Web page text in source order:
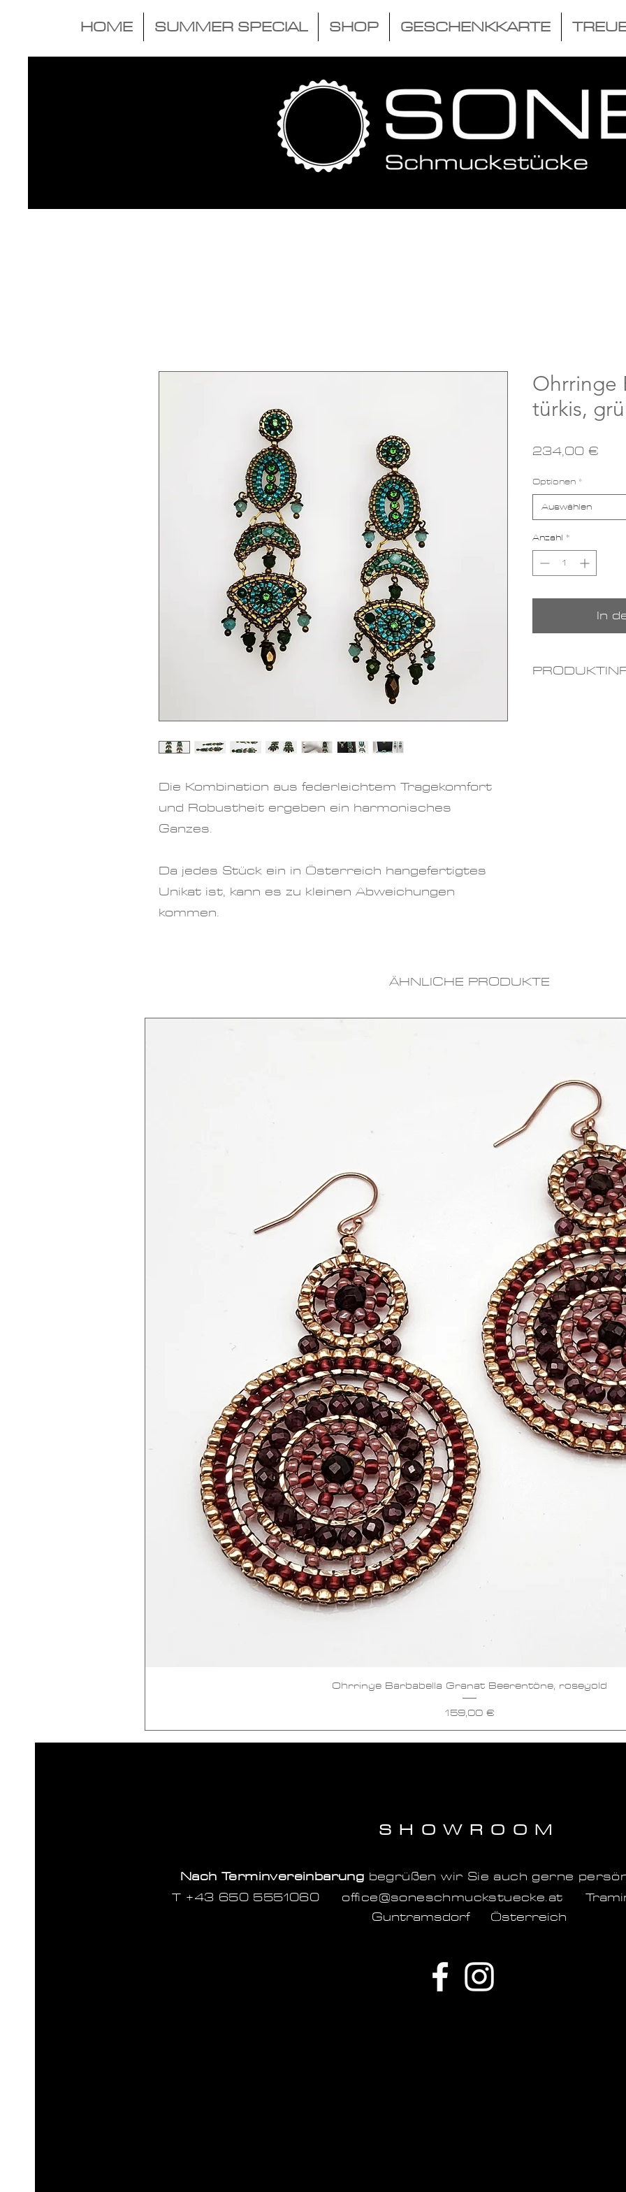
HOME SUMMER SPECIAL SHOP GESCHENKKARTE
Die Kombination aus federleichtem Tragekomfort
und Robustheit ergeben ein harmonisches
Ganzes.
Da jedes Stück ein in Österreich hangefertigtes
Unikat ist, kann es zu kleinen Abweichungen
kommen.
Ohrringe
türkis,
234,00 €
Optionen *
Auswählen
Anzahl *
In
ÄHNLICHE PRODUKTE
Ohrringe Barbabella Granat Beerentöne, rosegold
Preis
159,00 €
SHOWROOM
Nach Terminvereinbarung begrüßen wir Sie auch gerne
T ‭+43 650 5551060 office@soneschmuckstuecke.at
Guntramsdorf Österreich